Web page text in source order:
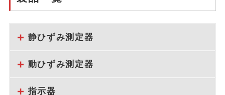
静ひずみ測定器
動ひずみ測定器
指示器